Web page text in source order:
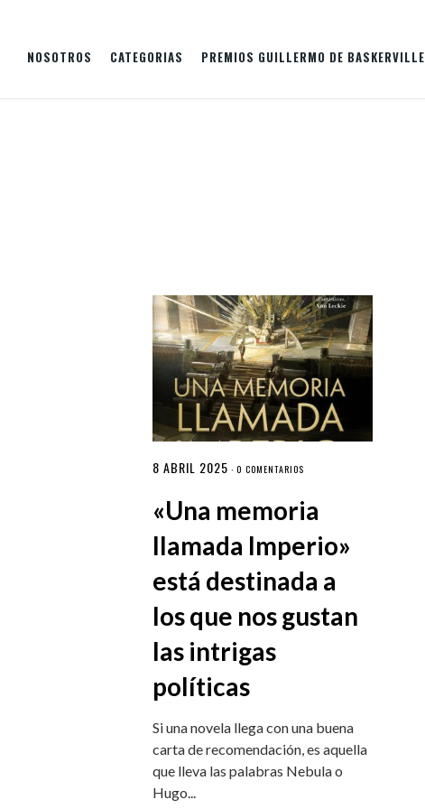
NOSOTROS CATEGORIAS PREMIOS GUILLERMO DE BASKERVILLE
8 ABRIL 2025 ·0 COMENTARIOS
«Una memoria
llamada Imperio»
está destinada a
los que nos gustan
las intrigas
políticas
Si una novela llega con una buena
carta de recomendación, es aquella
que lleva las palabras Nebula o
Hugo...